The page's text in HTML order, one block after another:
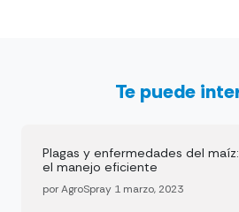
Te puede
Plagas y enfermedades del
el manejo eficiente
por AgroSpray 1 marzo, 2023